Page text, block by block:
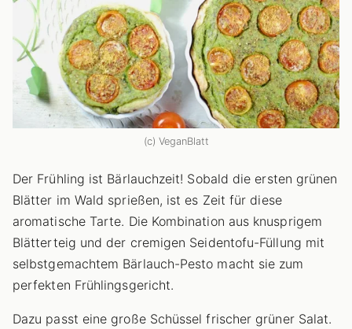
(c) VeganBlatt
Der Frühling ist Bärlauchzeit! Sobald die ersten grünen
Blätter im Wald sprießen, ist es Zeit für diese
aromatische Tarte. Die Kombination aus knusprigem
Blätterteig und der cremigen Seidentofu-Füllung mit
selbstgemachtem Bärlauch-Pesto macht sie zum
perfekten Frühlingsgericht.
Dazu passt eine große Schüssel frischer grüner Salat.